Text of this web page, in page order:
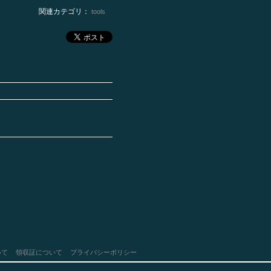
関連カテゴリ： tools
領収証について プライバシーポリシー